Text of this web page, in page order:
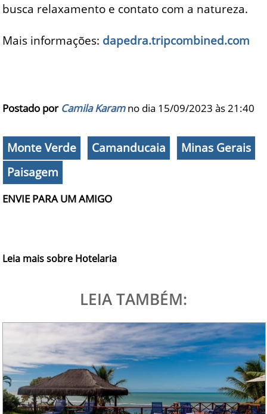
busca relaxamento e contato com a natureza.
Mais informações: dapedra.tripcombined.com
Postado por Camila Karamno dia 15/09/2023 às21:40
Monte Verde Camanducaia
Minas Gerais
Paisagem
ENVIE PARA UM AMIGO
Leia mais sobre Hotelaria
LEIA TAMBÉM: